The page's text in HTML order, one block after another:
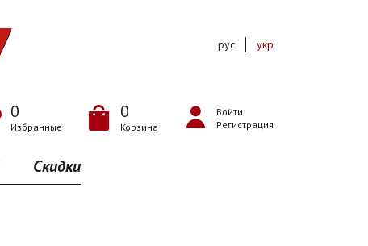
0
Избранные
0
Корзина
Войти
Регистрация
рус укр
Скидки